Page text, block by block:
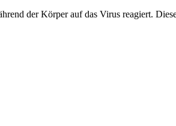
der Körper auf das Virus reagiert.